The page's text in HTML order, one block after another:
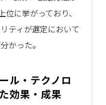
に挙がっており、
ティが選定において
かった。
ル・テクノロ
効果・成果